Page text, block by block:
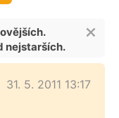
nejstarších.
31. 5. 2011 13:17